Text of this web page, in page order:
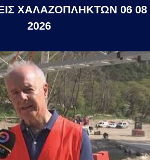
ΧΑΛΑΖΟΠΛΗΚΤΩΝ 06 08
2026